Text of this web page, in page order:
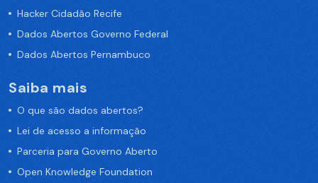
Hacker Cidadão Recife
Dados Abertos Governo Federal
Dados Abertos Pernambuco
Saiba mais
O que são dados abertos?
Lei de acesso a informação
Parceria para Governo Aberto
Open Knowledge Foundation